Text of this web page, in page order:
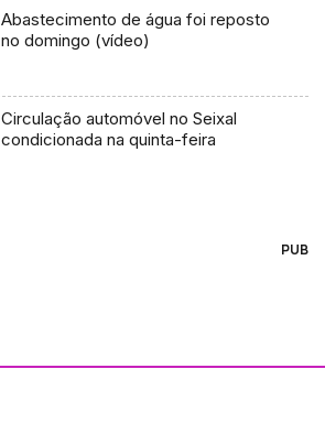
Abastecimento de água foi reposto
no domingo (vídeo)
Circulação automóvel no Seixal
condicionada na quinta-feira
PUB